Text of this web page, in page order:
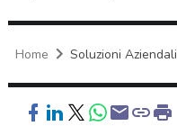
Home Soluzioni Aziendali